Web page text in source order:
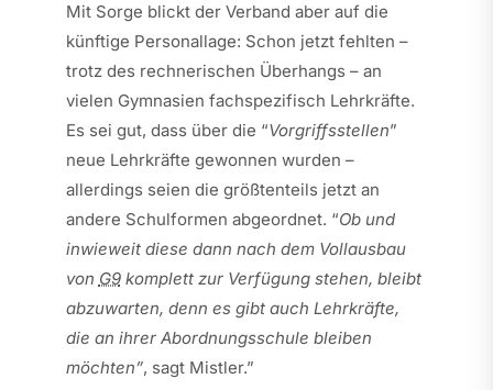
Mit Sorge blickt der Verband aber auf die
künftige Personallage: Schon jetzt fehlten –
trotz des rechnerischen Überhangs – an
vielen Gymnasien fachspezifisch Lehrkräfte.
Es sei gut, dass über die “Vorgriffsstellen”
neue Lehrkräfte gewonnen wurden –
allerdings seien die größtenteils jetzt an
andere Schulformen abgeordnet. “Ob und
inwieweit diese dann nach dem Vollausbau
von G9komplett zur Verfügung stehen, bleibt
abzuwarten, denn es gibt auch Lehrkräfte,
die an ihrer Abordnungsschule bleiben
möchten”, sagt Mistler.”